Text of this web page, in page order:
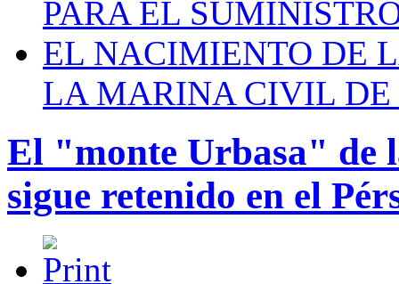
PARA EL
EL NACIMIENTO DE
LA MARINA CIVIL DE
El "monte Urbasa" de
sigue retenido en el